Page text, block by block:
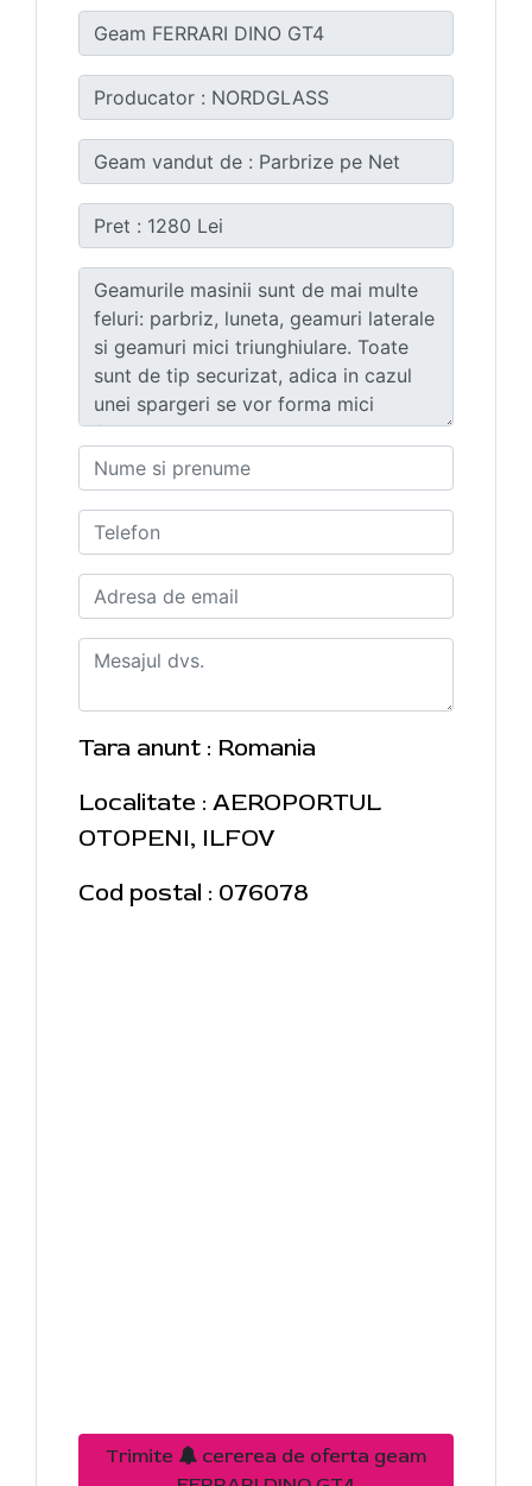
Tara anunt : Romania
Localitate : AEROPORTUL
OTOPENI, ILFOV
Cod postal : 076078
Trimite
cererea de oferta geam